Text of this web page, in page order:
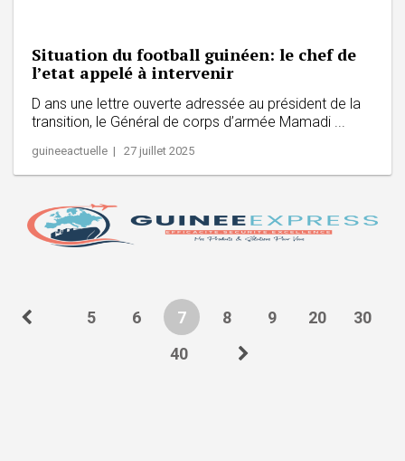
Situation du football guinéen: le chef de
l’etat appelé à intervenir
D ans une lettre ouverte adressée au président de la
transition, le Général de corps d’armée Mamadi ...
guineeactuelle | 27 juillet 2025
5 6 7 8 9 20
30
40